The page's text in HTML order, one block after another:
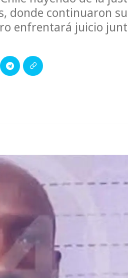
donde continuaron
enfrentará juicio